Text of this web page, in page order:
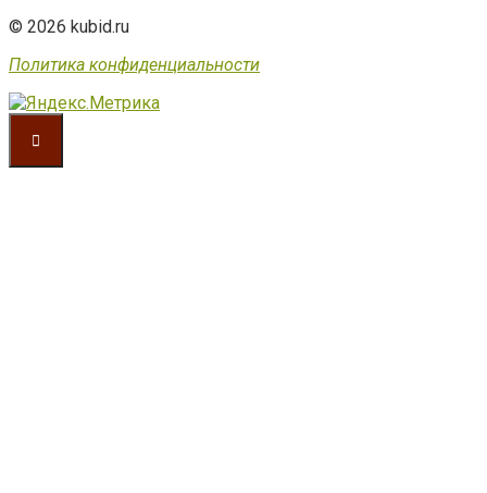
© 2026 kubid.ru
Политика конфиденциальности